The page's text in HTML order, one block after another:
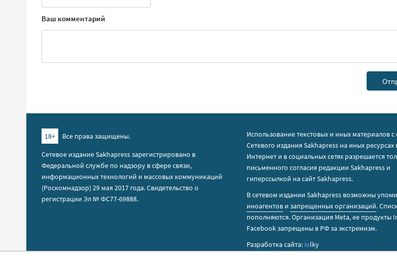
Ваш комментарий
18+
Все права защищены.
Сетевое издание Sakhapress зарегистрировано в
Федеральной службе по надзору в сфере связи,
информационных технологий и массовых коммуникаций
(Роскомнадзор) 29 мая 2017 года. Свидетельство о
регистрации Эл № ФС77-69888.
Использование текстовых и иных материалов с
Сетевого издания Sakhapress на иных ресурсах
Интернет и в социальных сетях разрешается
письменного согласия редакции Sakhapress и
гиперссылкой на сайт Sakhapress.
В сетевом издании Sakhapress возможны
иноагентов изапрещенных организаций.
пополняются. Организация Metа, ее продукты
Facebook запрещены в РФ за экстремизм.
Разработка сайта: iolky